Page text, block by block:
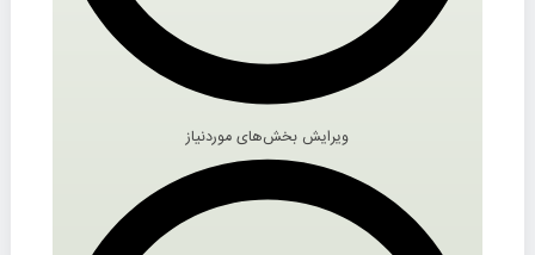
ویرایش بخش‌های موردنیاز